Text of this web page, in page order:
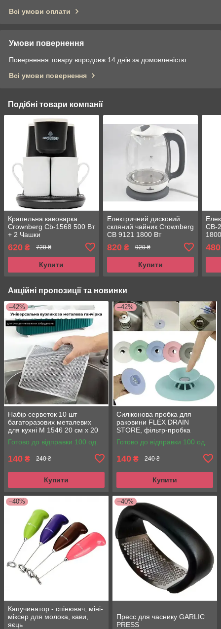
Всі умови оплати
Умови повернення
Повернення товару впродовж 14 днів за домовленістю
Всі умови повернення
Подібні товари компанії
Крапельна кавоварка
Crownberg Cb-1568 500 Вт
+ 2 Чашки
620 ₴ 720 ₴
Купити
Електричний дисковий
скляний чайник Crownberg
CB 9121 1800 Вт
підсвіткою
820₴ 920 ₴
Купити
CB-
480
Акційні пропозиції та новинки
–42%
Набір серветок 10 шт
багаторазових металевих
для кухні М 1546 20 см х 20
см
Готово до відправки 100 од.
140 ₴ 240 ₴
Купити
–42%
Силіконова пробка для
раковини FLEX DRAIN
STORE, фільтр-пробка
Готово до відправки 100 од.
140 ₴ 240 ₴
Купити
–40%
Капучинатор - спінювач, міні-
міксер для молока, кави,
яєць
–40%
Пресс для часнику GARLIC
PRESS